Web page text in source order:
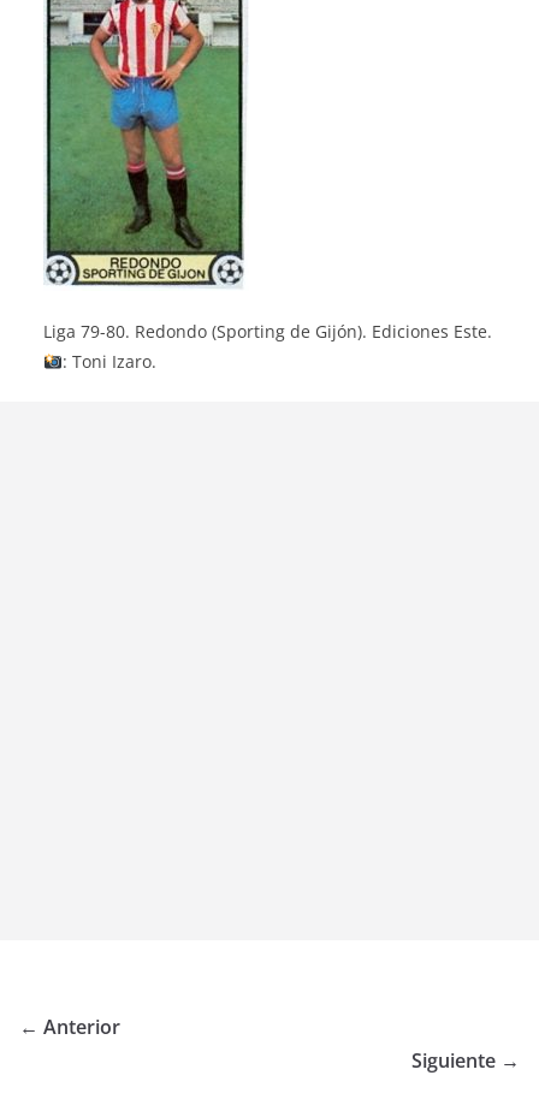
Liga 79-80. Redondo (Sporting de Gijón). Ediciones Este.
: Toni Izaro.
← Anterior
Siguiente →